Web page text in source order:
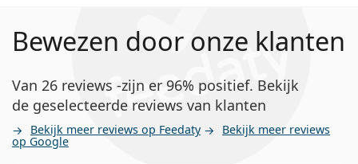
Bewezen door onze klanten
Van 26 reviews -zijn er 96% positief. Bekijk
de geselecteerde reviews van klanten
Bekijk meer reviews op Feedaty Bekijk meer reviews
op Google